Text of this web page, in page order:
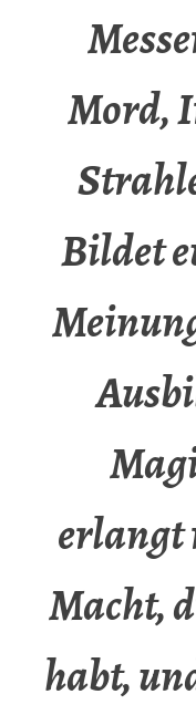
Mord,
Bildet
erlangt
Macht,
habt,